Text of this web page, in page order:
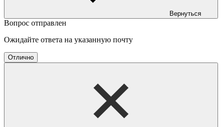
Вернуться
Вопрос отправлен
Ожидайте ответа на указанную почту
Отлично